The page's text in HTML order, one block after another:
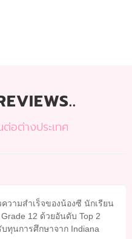
อต่างประเทศ
ความสำเร็จของน้องซี นักเรียน
12 ด้วยอันดับ Top 2
ทุนการศึกษาจาก Indiana